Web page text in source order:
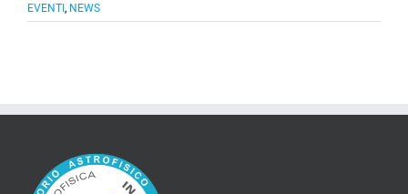
EVENTI , NEWS